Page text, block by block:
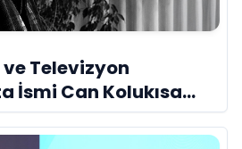
Televizyon
İsmi Can Kolukısa